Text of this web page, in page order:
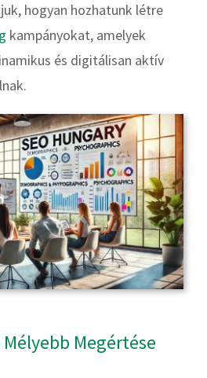
hogyan hozhatunk létre
kampányokat, amelyek
és digitálisan aktív
Mélyebb Megértése